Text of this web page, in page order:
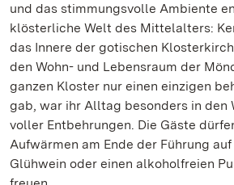
und das stimmungsvolle Ambiente
klösterliche Welt des Mittelalters:
das Innere der gotischen
den Wohn- und Lebensraum der
ganzen Kloster nur einen einzigen
gab, war ihr Alltag besonders in den
voller Entbehrungen. Die Gäste
Aufwärmen am Ende der Führung
Glühwein oder einen alkoholfreien